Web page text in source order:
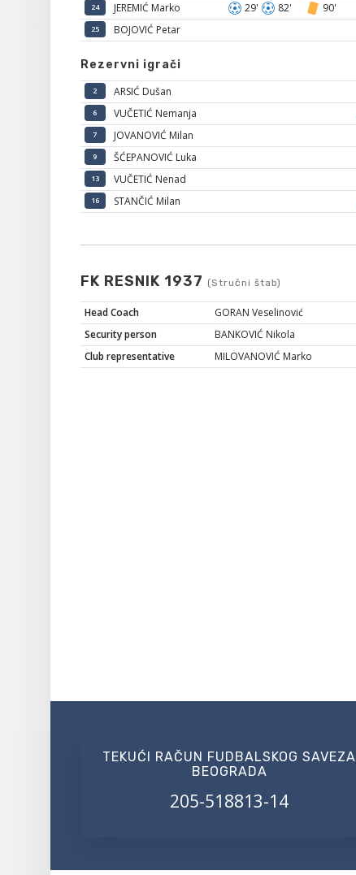
24 JEREMIĆ Marko 29' 82' 90'
25 BOJOVIĆ Petar
Rezervni igrači
2 ARSIĆ Dušan
6 VUČETIĆ Nemanja
7 JOVANOVIĆ Milan
9 ŠĆEPANOVIĆ Luka
13 VUČETIĆ Nenad
16 STANČIĆ Milan
FK RESNIK 1937 (Stručni štab)
Head Coach
GORAN Veselinović
Security person
BANKOVIĆ Nikola
Club representative
MILOVANOVIĆ Marko
TEKUĆI RAČUN FUDBALSKOG SAVEZA
BEOGRADA
205-518813-14